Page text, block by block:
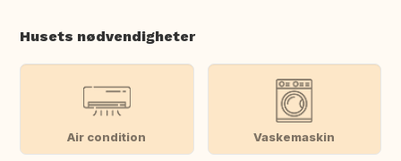
Husets nødvendigheter
Air condition Vaskemaskin